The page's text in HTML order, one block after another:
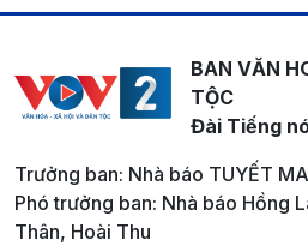
BAN VĂN
TỘC
Đài Tiếng
Trưởng ban: Nhà báo TUYẾT
Phó trưởng ban: Nhà báo Hồng
Thân, Hoài Thu